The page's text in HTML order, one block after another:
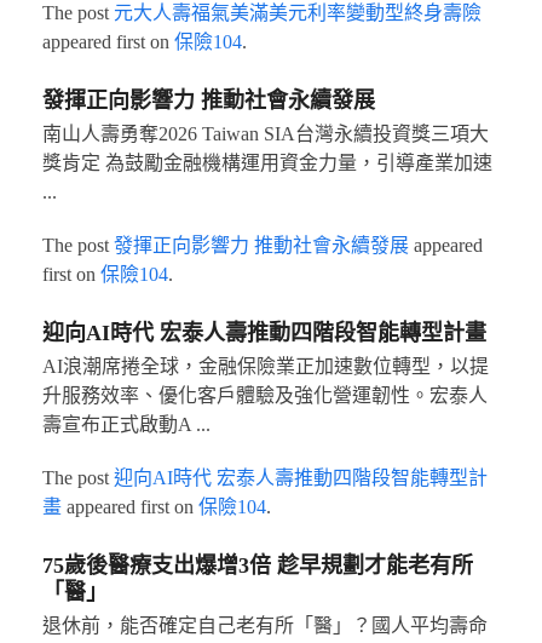
The post 元大人壽福氣美滿美元利率變動型終身壽險
appeared first on 保險104.
發揮正向影響力 推動社會永續發展
南山人壽勇奪2026 Taiwan SIA台灣永續投資獎三項大
獎肯定 為鼓勵金融機構運用資金力量，引導產業加速
...
The post 發揮正向影響力 推動社會永續發展appeared
first on 保險104.
迎向AI時代 宏泰人壽推動四階段智能轉型計畫
AI浪潮席捲全球，金融保險業正加速數位轉型，以提
升服務效率、優化客戶體驗及強化營運韌性。宏泰人
壽宣布正式啟動A ...
The post 迎向AI時代 宏泰人壽推動四階段智能轉型計
畫appeared first on 保險104.
75歲後醫療支出爆增3倍 趁早規劃才能老有所
「醫」
退休前，能否確定自己老有所「醫」？國人平均壽命